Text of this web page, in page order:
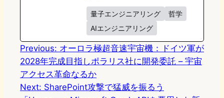
量子エンジニアリング
哲学
AIエンジニアリング
Previous: オーロラ極超音速宇宙機：ドイツ軍が
2028年完成目指しポラリス社に開発委託 – 宇宙
アクセス革命なるか
Next: SharePoint攻撃で猛威を振るう